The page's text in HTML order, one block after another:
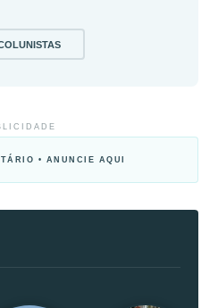
• ANUNCIE AQUI